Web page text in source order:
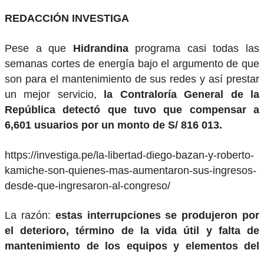
REDACCIÓN INVESTIGA
Pese a que Hidrandinaprograma casi todas las
semanas cortes de energía bajo el argumento de que
son para el mantenimiento de sus redes y así prestar
un mejor servicio,
la Contraloría General de la
República detectó que tuvo que compensar a
6,601 usuarios por un monto de S/ 816 013.
https://investiga.pe/la-libertad-diego-bazan-y-roberto-
kamiche-son-quienes-mas-aumentaron-sus-ingresos-
desde-que-ingresaron-al-congreso/
La razón: estas interrupciones se produjeron por
el deterioro, término de la vida útil y falta de
mantenimiento de los equipos y elementos del